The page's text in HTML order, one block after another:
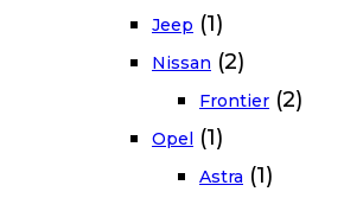
Jeep (1)
Nissan (2)
Frontier (2)
Opel (1)
Astra (1)